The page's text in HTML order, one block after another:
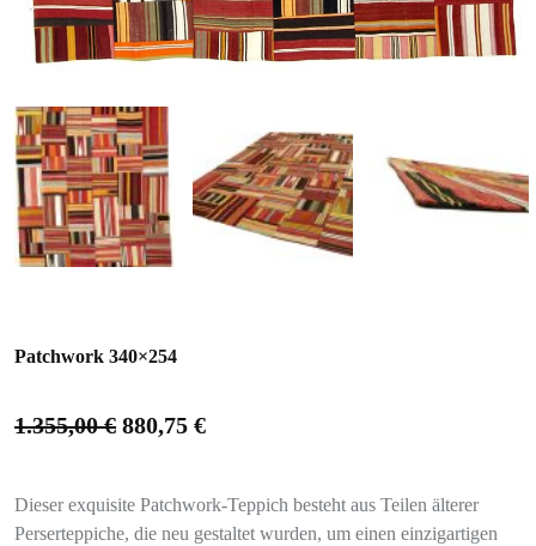
Patchwork 340×254
1.355,00€ 880,75 €
Dieser exquisite Patchwork-Teppich besteht aus Teilen älterer
Perserteppiche, die neu gestaltet wurden, um einen einzigartigen